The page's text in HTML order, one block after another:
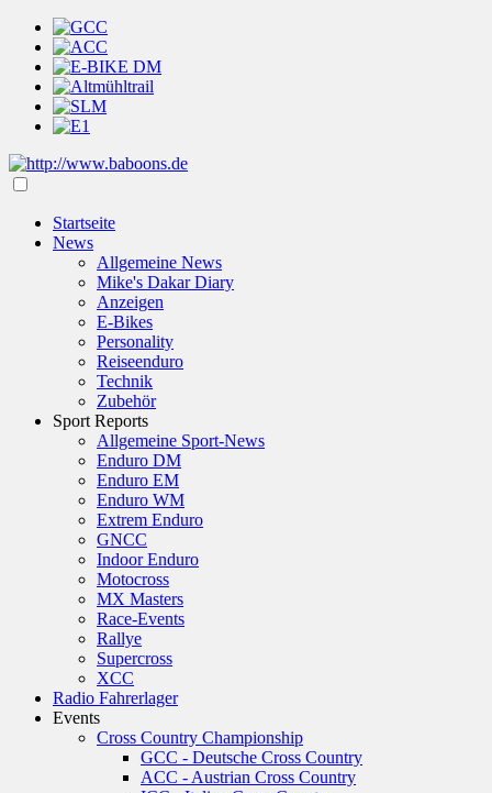
Startseite
News
Allgemeine News
Mike's Dakar Diary
Anzeigen
E-Bikes
Personality
Reiseenduro
Technik
Zubehör
Sport Reports
Allgemeine Sport-News
Enduro DM
Enduro EM
Enduro WM
Extrem Enduro
GNCC
Indoor Enduro
Motocross
MX Masters
Race-Events
Rallye
Supercross
XCC
Radio Fahrerlager
Events
Cross Country Championship
GCC - Deutsche Cross Country
ACC - Austrian Cross Country